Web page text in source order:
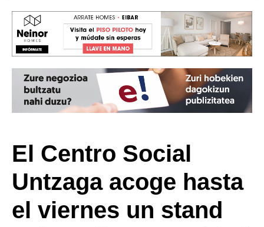
El Centro Social
Untzaga acoge hasta
el viernes un stand